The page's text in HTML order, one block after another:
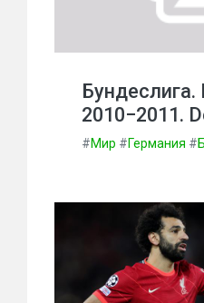
Бундеслига.
2010−2011.
#Мир #Германия #